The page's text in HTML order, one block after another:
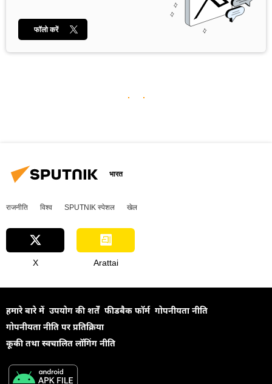
फॉलो करें
भारत
राजनीति विश्व SPUTNIK स्पेशल खेल
X Arattai
हमारे बारे में उपयोग की शर्तें फीडबैक फॉर्म गोपनीयता नीति
गोपनीयता नीति पर प्रतिक्रिया
कूकी तथा स्वचालित लॉगिंग नीति